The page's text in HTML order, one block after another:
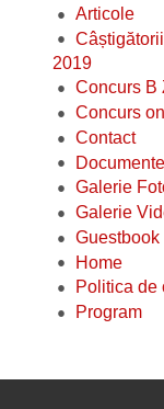
Articole
2019
Concurs B
Concurs
Contact
Galerie
Galerie
Guestbook
Home
Politica de
Program